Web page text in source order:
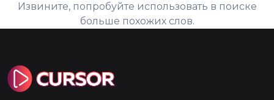
Извините, попробуйте использовать в поиске
больше похожих слов.